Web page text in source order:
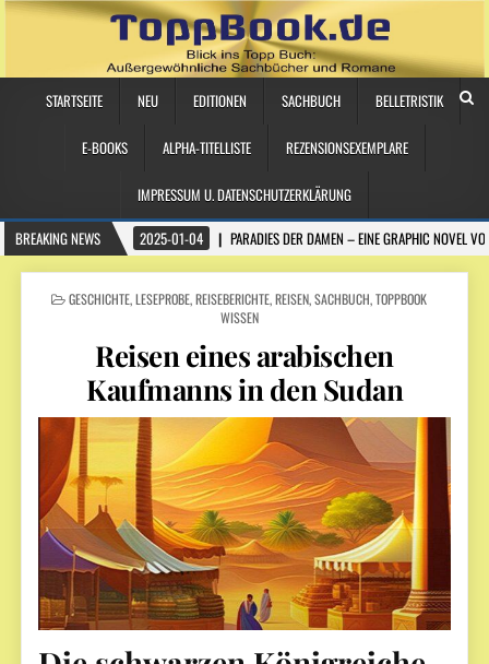
STARTSEITE NEU EDITIONEN SACHBUCH BELLETRISTIK
E-BOOKS ALPHA-TITELLISTE REZENSIONSEXEMPLARE
IMPRESSUM U. DATENSCHUTZERKLÄRUNG
BREAKING NEWS
2025-01-04 PARADIES DER DAMEN – EINE GRAPHIC NOVEL
POSTED
GESCHICHTE,LESEPROBE,REISEBERICHTE,REISEN,SACHBUCH,TOPPBOOK
WISSEN
Reisen eines arabischen
Kaufmanns in den Sudan